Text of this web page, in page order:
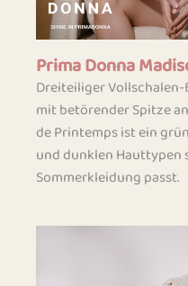
Prima Donna
Dreiteiliger
mit betörender Spitze
de Printemps ist ein
und dunklen Hauttypen
Sommerkleidung passt.